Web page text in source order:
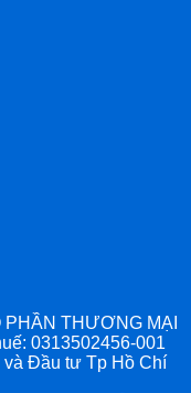
THƯƠNG MẠI
0313502456-001
và Đầu tư Tp Hồ Chí